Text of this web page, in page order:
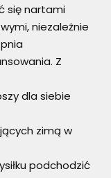
się nartami
niezależnie
Z
dla siebie
zimą w
podchodzić